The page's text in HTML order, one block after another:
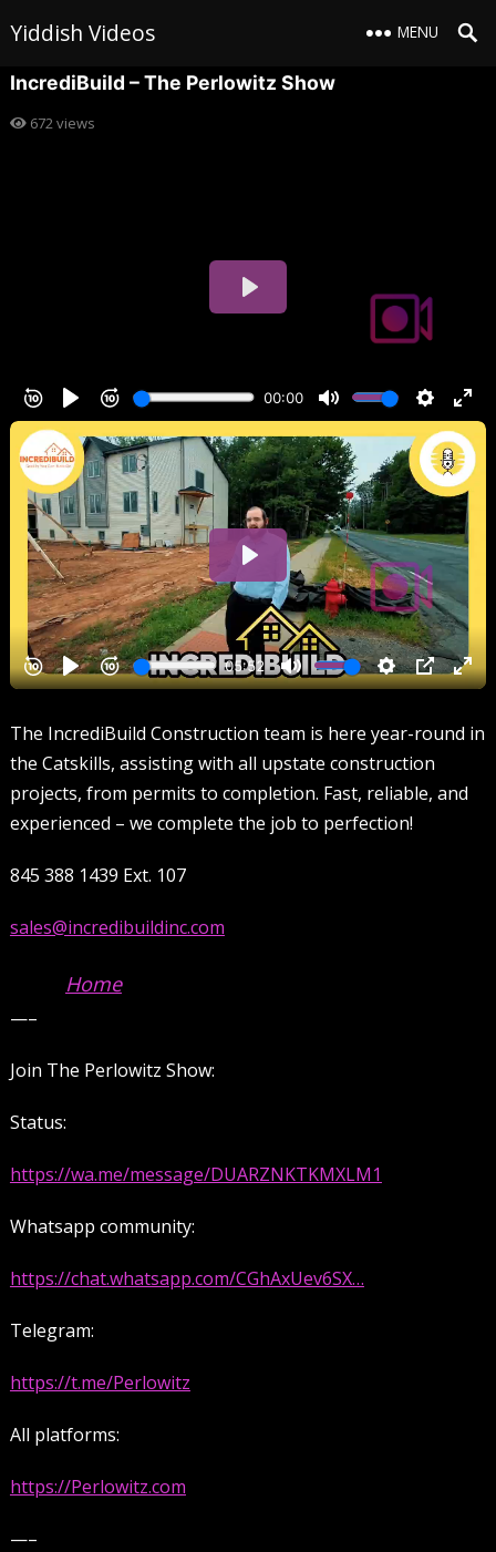
Yiddish Videos MENU
IncrediBuild – The Perlowitz Show
672views
The IncrediBuild Construction team is here year-round in
the Catskills, assisting with all upstate construction
projects, from permits to completion. Fast, reliable, and
experienced – we complete the job to perfection!
845 388 1439 Ext. 107
sales@incredibuildinc.com
Home
—–
Join The Perlowitz Show:
Status:
https://wa.me/message/DUARZNKTKMXLM1
Whatsapp community:
https://chat.whatsapp.com/CGhAxUev6SX…
Telegram:
https://t.me/Perlowitz
All platforms:
https://Perlowitz.com
—–